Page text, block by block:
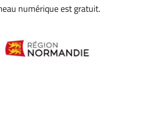
numérique est gratuit.